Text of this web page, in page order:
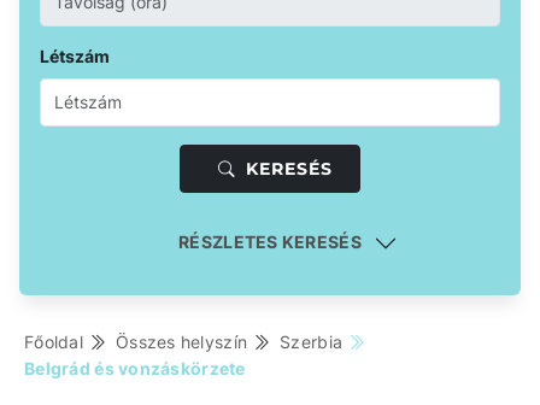
Létszám
KERESÉS
RÉSZLETES KERESÉS
Főoldal Összes helyszín
Szerbia
Belgrád és vonzáskörzete